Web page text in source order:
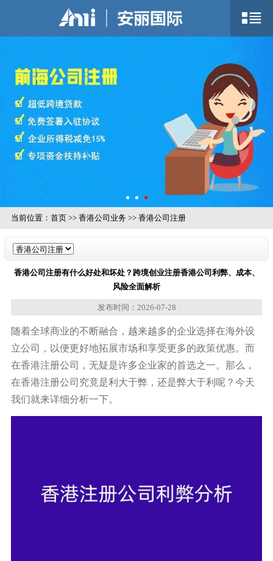
当前位置： 首页>> 香港公司业务 >> 香港公司注册
香港公司注册有什么好处和坏处？跨境创业注册香港公司利弊、成本、
风险全面解析
发布时间：2026-07-28
随着全球商业的不断融合，越来越多的企业选择在海外设
立公司，以便更好地拓展市场和享受更多的政策优惠。而
在香港注册公司，无疑是许多企业家的首选之一。那么，
在香港注册公司究竟是利大于弊，还是弊大于利呢？今天
我们就来详细分析一下。